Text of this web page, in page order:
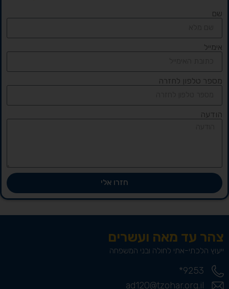
שם
אימייל
מספר טלפון לחזרה
הודעה
חזרו אלי
צהר עד מאה ועשרים
ייעוץ הלכתי-אתי לחולה ובני המשפחה
9253*
ad120@tzohar.org.il